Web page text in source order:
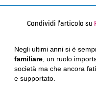
Condividi l'articolo su
Negli ultimi anni si è
familiare, un ruolo
società ma che ancora
e supportato.